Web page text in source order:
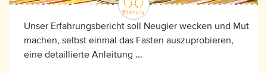
Unser Erfahrungsbericht soll Neugier wecken und Mut
machen, selbst einmal das Fasten auszuprobieren,
eine detaillierte Anleitung ...